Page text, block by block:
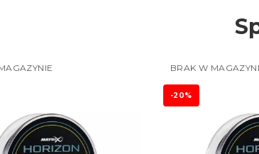
BRAK W
-20%